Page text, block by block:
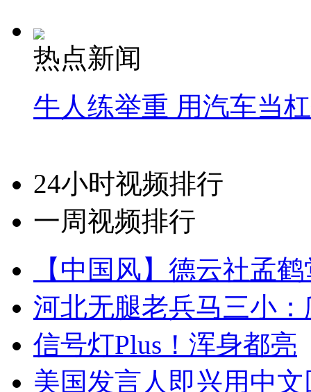
热点新闻
牛人练举重 用汽车当
24小时视频排行
一周视频排行
【中国风】德云社孟
河北无腿老兵马三小
信号灯Plus！浑身都亮
美国发言人即兴用中